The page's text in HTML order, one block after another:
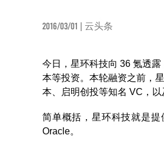
2016/03/01 | 云头条
今日，星环科技向 36 氪透
本等投资。本轮融资之前，
本、启明创投等知名 VC，以
简单概括，星环科技就是
Oracle。